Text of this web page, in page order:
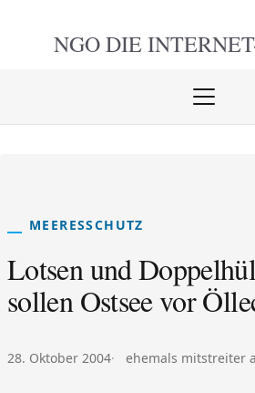
NGO DIE
Menü
MEERESSCHUTZ
Lotsen und
sollen Ostsee vor
Veröffentlicht am:
28. Oktober 2004 Autor:
ehemals mitstreiter